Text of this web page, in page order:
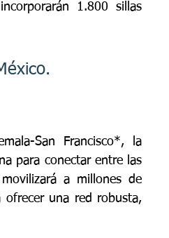
1.800 sillas
San Francisco*, la
para conectar entre las
a millones de
ofrecer una red robusta,